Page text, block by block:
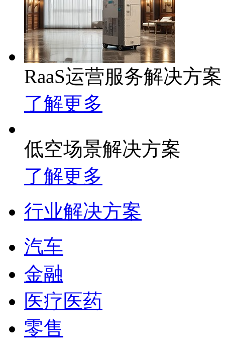
RaaS运营服务解决方案
了解更多
低空场景解决方案
了解更多
行业解决方案
汽车
金融
医疗医药
零售